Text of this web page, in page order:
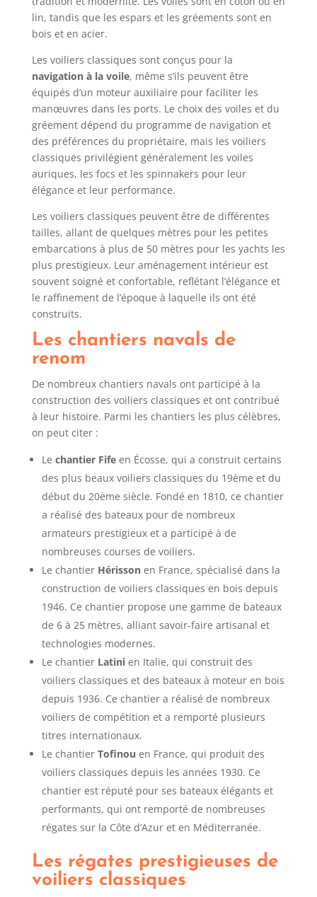
lin, tandis que les espars et les gréements sont en
bois et en acier.
Les voiliers classiques sont conçus pour la
navigation à la voile, même s’ils peuvent être
équipés d’un moteur auxiliaire pour faciliter les
manœuvres dans les ports. Le choix des voiles et du
gréement dépend du programme de navigation et
des préférences du propriétaire, mais les voiliers
classiques privilégient généralement les voiles
auriques, les focs et les spinnakers pour leur
élégance et leur performance.
Les voiliers classiques peuvent être de différentes
tailles, allant de quelques mètres pour les petites
embarcations à plus de 50 mètres pour les yachts les
plus prestigieux. Leur aménagement intérieur est
souvent soigné et confortable, reflétant l’élégance et
le raffinement de l’époque à laquelle ils ont été
construits.
Les chantiers navals de
renom
De nombreux chantiers navals ont participé à la
construction des voiliers classiques et ont contribué
à leur histoire. Parmi les chantiers les plus célèbres,
on peut citer :
Le chantier Fifeen Écosse, qui a construit certains
des plus beaux voiliers classiques du 19ème et du
début du 20ème siècle. Fondé en 1810, ce chantier
a réalisé des bateaux pour de nombreux
armateurs prestigieux et a participé à de
nombreuses courses de voiliers.
Le chantier Hérissonen France, spécialisé dans la
construction de voiliers classiques en bois depuis
1946. Ce chantier propose une gamme de bateaux
de 6 à 25 mètres, alliant savoir-faire artisanal et
technologies modernes.
Le chantier Latinien Italie, qui construit des
voiliers classiques et des bateaux à moteur en bois
depuis 1936. Ce chantier a réalisé de nombreux
voiliers de compétition et a remporté plusieurs
titres internationaux.
Le chantier Tofinou en France, qui produit des
voiliers classiques depuis les années 1930. Ce
chantier est réputé pour ses bateaux élégants et
performants, qui ont remporté de nombreuses
régates sur la Côte d’Azur et en Méditerranée.
Les régates prestigieuses de
voiliers classiques